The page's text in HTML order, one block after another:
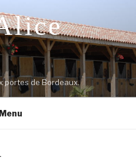
portes de Bordeaux.
Menu